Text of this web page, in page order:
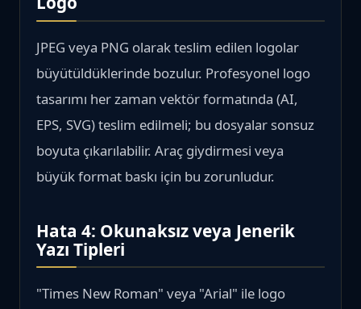
JPEG veya PNG olarak teslim edilen logolar
büyütüldüklerinde bozulur. Profesyonel logo
tasarımı her zaman vektör formatında (AI,
EPS, SVG) teslim edilmeli; bu dosyalar sonsuz
boyuta çıkarılabilir. Araç giydirmesi veya
büyük format baskı için bu zorunludur.
Hata 4: Okunaksız veya Jenerik
Yazı Tipleri
"Times New Roman" veya "Arial" ile logo